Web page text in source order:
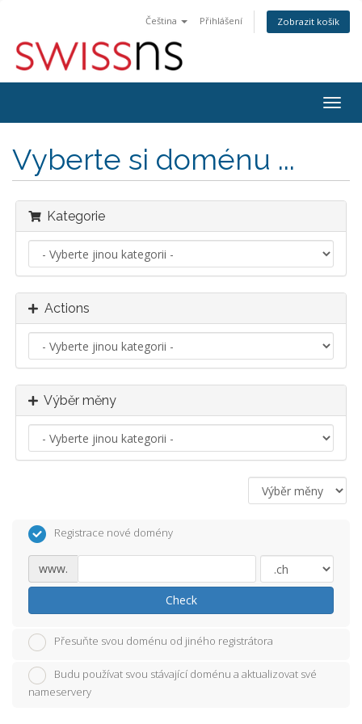
Čeština Přihlášení Zobrazit košík
Vyberte si doménu ...
Kategorie
Actions
Výběr měny
Registrace nové domény
www.
Check
Přesuňte svou doménu od jiného registrátora
Budu používat svou stávající doménu a aktualizovat své
nameservery